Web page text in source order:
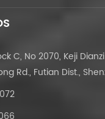
C, No 2070, Keji
Rd., Futian Dist.,